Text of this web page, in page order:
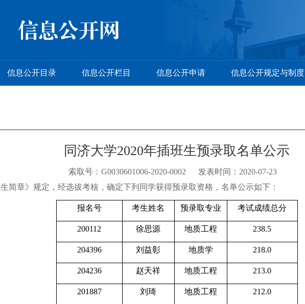
信息公开目录 信息公开栏目 信息公开申请 信息公开规定与制度
同济大学2020年插班生预录取名单公示
索取号：G0030601006-2020-0002 发表时间：2020-07-23
简章》规定，经选拔考核，确定下列同学获得预录取资格，名单公示如下：
报名号 考生姓名 预录取专业 考试成绩总分
200112 徐思源 地质工程 238.5
204396 刘益彰 地质学 218.0
204236 赵天祥 地质工程 213.0
201887 刘琦 地质工程 212.0